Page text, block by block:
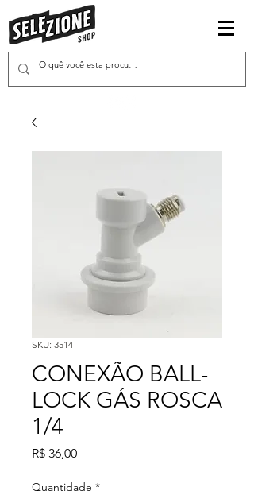
SKU: 3514
CONEXÃO BALL-
LOCK GÁS ROSCA
1/4
R$ 36,00Preço
Quantidade *